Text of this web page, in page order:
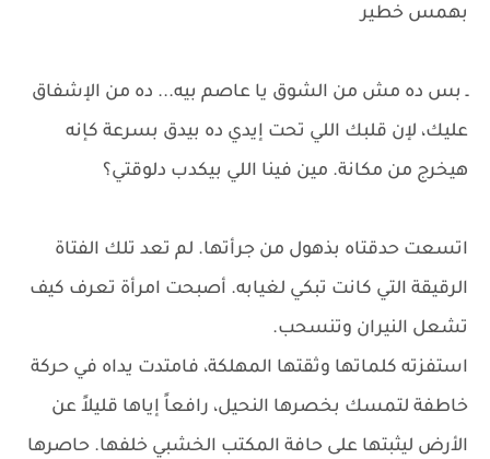
بهمس خطير
ـ بس ده مش من الشوق يا عاصم بيه... ده من الإشفاق
عليك، لإن قلبك اللي تحت إيدي ده بيدق بسرعة كإنه
هيخرج من مكانة. مين فينا اللي بيكدب دلوقتي؟
اتسعت حدقتاه بذهول من جرأتها. لم تعد تلك الفتاة
الرقيقة التي كانت تبكي لغيابه. أصبحت امرأة تعرف كيف
تشعل النيران وتنسحب.
استفزته كلماتها وثقتها المهلكة، فامتدت يداه في حركة
خاطفة لتمسك بخصرها النحيل، رافعاً إياها قليلاً عن
الأرض ليثبتها على حافة المكتب الخشبي خلفها. حاصرها